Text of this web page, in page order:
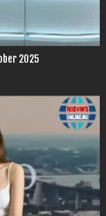
2025